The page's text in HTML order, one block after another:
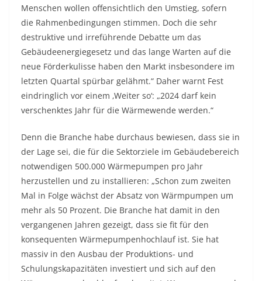
Menschen wollen offensichtlich den Umstieg, sofern
die Rahmenbedingungen stimmen. Doch die sehr
destruktive und irreführende Debatte um das
Gebäudeenergiegesetz und das lange Warten auf die
neue Förderkulisse haben den Markt insbesondere im
letzten Quartal spürbar gelähmt.“ Daher warnt Fest
eindringlich vor einem ‚Weiter so‘: „2024 darf kein
verschenktes Jahr für die Wärmewende werden.“
Denn die Branche habe durchaus bewiesen, dass sie in
der Lage sei, die für die Sektorziele im Gebäudebereich
notwendigen 500.000 Wärmepumpen pro Jahr
herzustellen und zu installieren: „Schon zum zweiten
Mal in Folge wächst der Absatz von Wärmpumpen um
mehr als 50 Prozent. Die Branche hat damit in den
vergangenen Jahren gezeigt, dass sie fit für den
konsequenten Wärmepumpenhochlauf ist. Sie hat
massiv in den Ausbau der Produktions- und
Schulungskapazitäten investiert und sich auf den